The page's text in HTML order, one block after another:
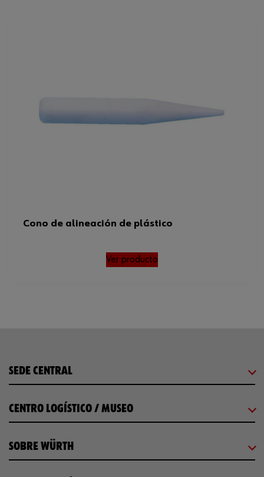
Cono de alineación de plástico
Ver producto
SEDE CENTRAL
CENTRO LOGÍSTICO / MUSEO
SOBRE WÜRTH